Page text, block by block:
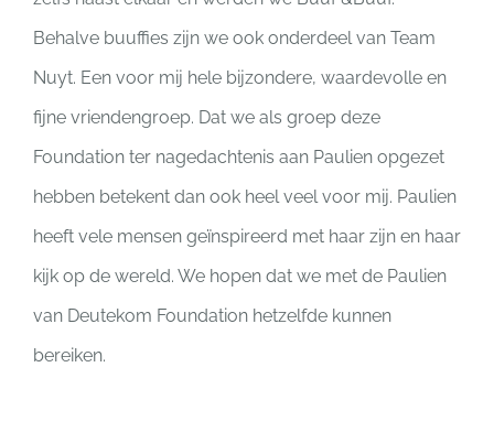
Behalve buuffies zijn we ook onderdeel van Team
Nuyt. Een voor mij hele bijzondere, waardevolle en
fijne vriendengroep. Dat we als groep deze
Foundation ter nagedachtenis aan Paulien opgezet
hebben betekent dan ook heel veel voor mij. Paulien
heeft vele mensen geïnspireerd met haar zijn en haar
kijk op de wereld. We hopen dat we met de Paulien
van Deutekom Foundation hetzelfde kunnen
bereiken.